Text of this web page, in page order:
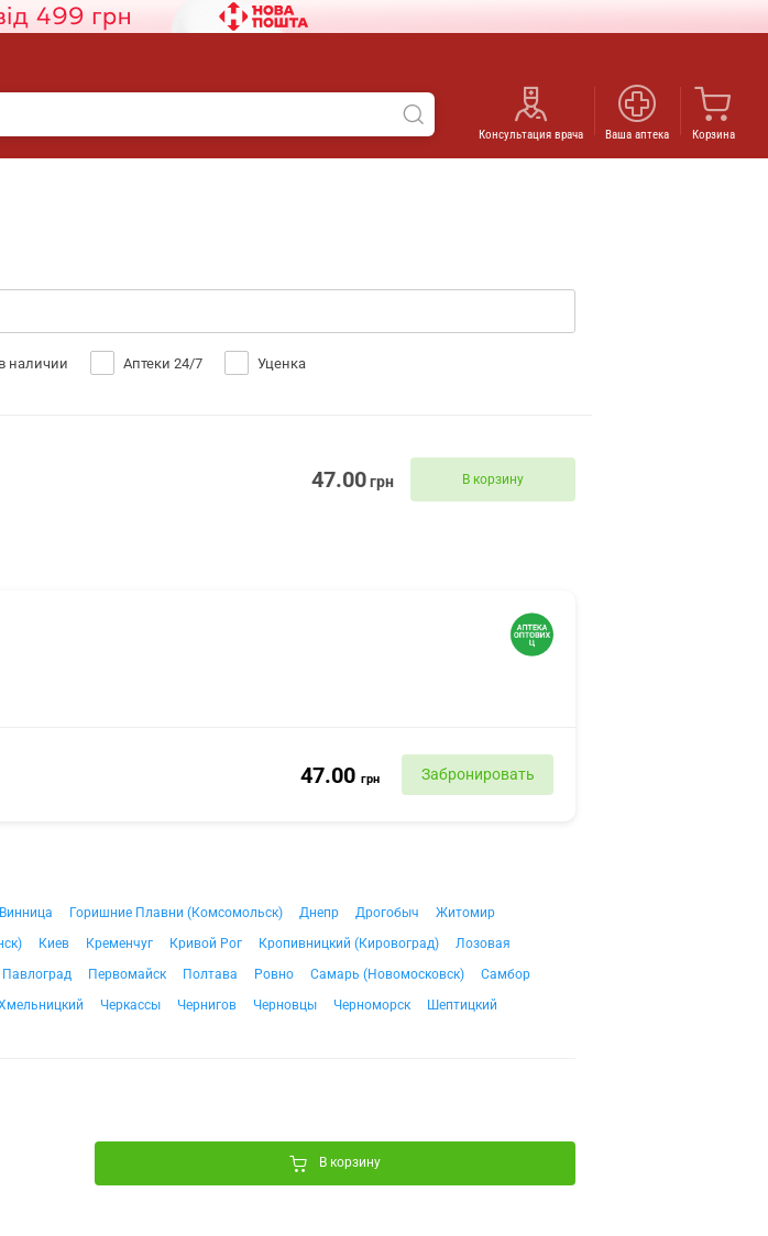
Консультация врача Ваша аптека Корзина
наличии Аптеки 24/7 Уценка
47.00грн В корзину
47.00 грн Забронировать
Винница Горишние Плавни (Комсомольск) Днепр Дрогобыч
Житомир
Киев Кременчуг Кривой Рог Кропивницкий (Кировоград)
Лозовая
Павлоград Первомайск Полтава Ровно Самарь (Новомосковск)
Самбор
Черкассы Чернигов Черновцы Черноморск Шептицкий
В корзину